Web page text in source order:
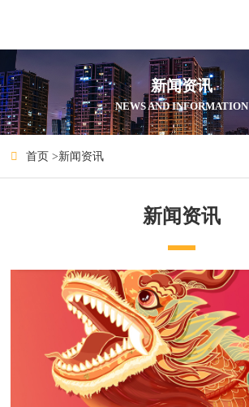
新闻资讯
NEWS AND INFORMATION
首页 >新闻资讯
新闻资讯